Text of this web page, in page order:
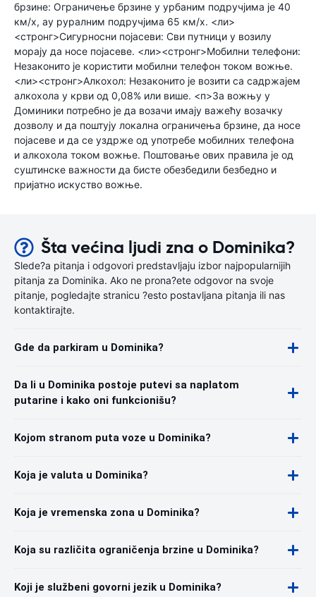
брзине: Ограничење брзине у урбаним подручјима је 40
км/х, ау руралним подручјима 65 км/х. <ли>
<стронг>Сигурносни појасеви: Сви путници у возилу
морају да носе појасеве. <ли><стронг>Мобилни телефони:
Незаконито је користити мобилни телефон током вожње.
<ли><стронг>Алкохол: Незаконито је возити са садржајем
алкохола у крви од 0,08% или више. <п>За вожњу у
Доминики потребно је да возачи имају важећу возачку
дозволу и да поштују локална ограничења брзине, да носе
појасеве и да се уздрже од употребе мобилних телефона
и алкохола током вожње. Поштовање ових правила је од
суштинске важности да бисте обезбедили безбедно и
пријатно искуство вожње.
Šta većina ljudi zna o Dominika?
Slede?a pitanja i odgovori predstavljaju izbor najpopularnijih
pitanja za Dominika. Ako ne prona?ete odgovor na svoje
pitanje, pogledajte stranicu ?esto postavljana pitanja ili nas
kontaktirajte.
Gde da parkiram u Dominika?
Da li u Dominika postoje putevi sa naplatom
putarine i kako oni funkcionišu?
Kojom stranom puta voze u Dominika?
Koja je valuta u Dominika?
Koja je vremenska zona u Dominika?
Koja su različita ograničenja brzine u Dominika?
Koji je službeni govorni jezik u Dominika?